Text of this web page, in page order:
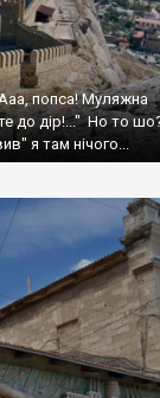
попса! Муляжна
до дір!..." Но то
я там нічого...